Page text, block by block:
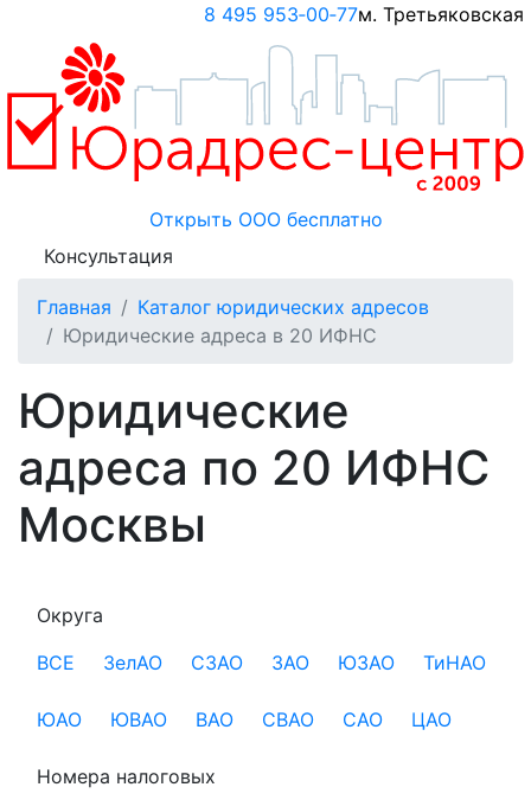
8 495 953‑00‑77м. Третьяковская
Открыть ООО бесплатно
Консультация
Главная
Каталог юридических адресов
Юридические адреса в 20 ИФНС
Юридические
адреса по 20 ИФНС
Москвы
Округа
ВСЕ
ЗелАО СЗАО ЗАО ЮЗАО ТиНАО
ЮАО ЮВАО ВАО СВАО САО ЦАО
Номера налоговых